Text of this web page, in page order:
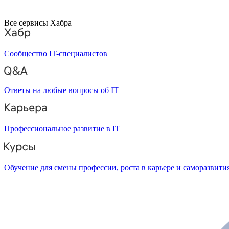
Все сервисы Хабра
Сообщество IT-специалистов
Ответы на любые вопросы об IT
Профессиональное развитие в IT
Обучение для смены профессии, роста в карьере и